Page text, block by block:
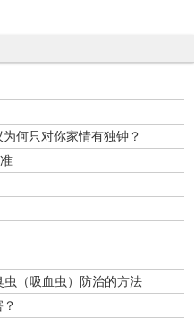
何只对你家情有独钟？
（吸血虫）防治的方法